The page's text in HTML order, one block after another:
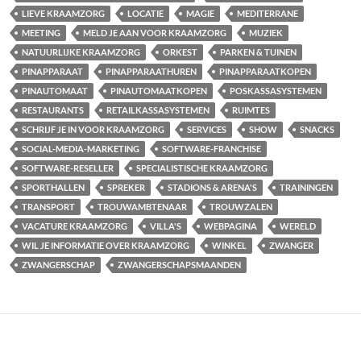
LIEVE KRAAMZORG
LOCATIE MAGIE
MEDITERRANE
MEETING
MELD JE AAN VOOR KRAAMZORG
MUZIEK
NATUURLIJKE KRAAMZORG
ORKEST
PARKEN & TUINEN
PINAPPARAAT
PINAPPARAATHUREN
PINAPPARAATKOPEN
PINAUTOMAAT
PINAUTOMAATKOPEN
POSKASSASYSTEMEN
RESTAURANTS
RETAILKASSASYSTEMEN
RUIMTES
SCHRIJF JE IN VOOR KRAAMZORG
SERVICES SHOW
SNACKS
SOCIAL-MEDIA-MARKETING
SOFTWARE-FRANCHISE
SOFTWARE-RESELLER
SPECIALISTISCHE KRAAMZORG
SPORTHALLEN
SPREKER STADIONS & ARENA'S
TRAININGEN
TRANSPORT
TROUWAMBTENAAR
TROUWZALEN
VACATURE KRAAMZORG
VILLA'S WEBPAGINA
WERELD
WIL JE INFORMATIE OVER KRAAMZORG
WINKEL
ZWANGER
ZWANGERSCHAP
ZWANGERSCHAPSMAANDEN